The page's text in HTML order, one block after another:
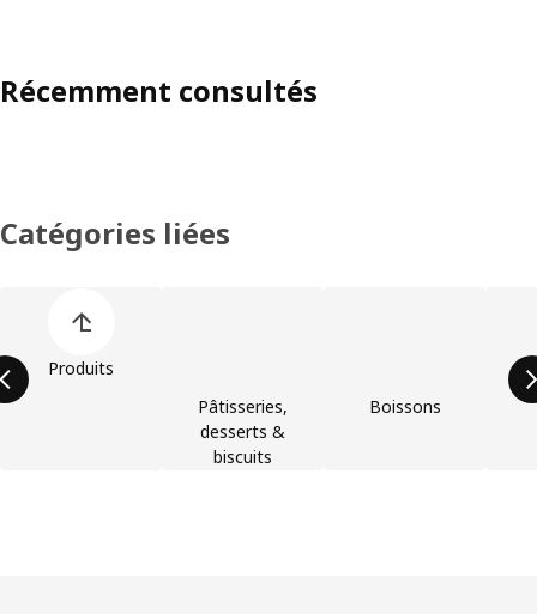
Récemment consultés
Catégories liées
Produits
Pâtisseries,
desserts &
biscuits
Boissons